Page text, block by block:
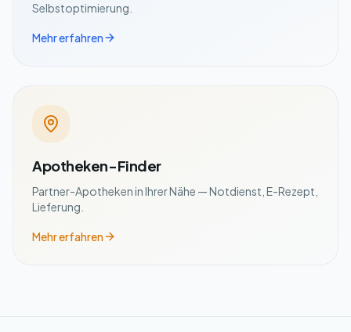
Selbstoptimierung.
Mehr erfahren
Apotheken-Finder
Partner-Apotheken in Ihrer Nähe — Notdienst, E-Rezept,
Lieferung.
Mehr erfahren